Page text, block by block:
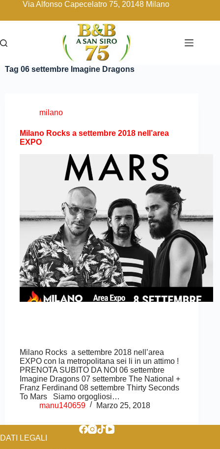
Via Alfonso Capecelatro 75, 20148 Milano
Tag 06 settembre Imagine Dragons
milano
Milano Rocks a settembre 2018 nell’area
EXPO
Milano Rocks a settembre 2018 nell’area
EXPO con la metropolitana sei li in un attimo !
PRENOTA SUBITO DA NOI 06 settembre
Imagine Dragons 07 settembre The National +
Franz Ferdinand 08 settembre Thirty Seconds
To Mars Siamo orgogliosi…
manu140659
Marzo 25, 2018
DATI LEGALI